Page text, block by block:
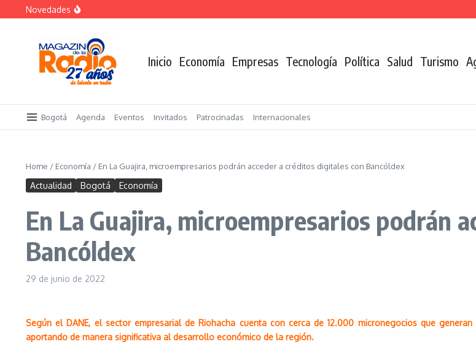
Saltar al contenido
Novedades
Despegar lanza su Outlet de Viajes en Colombia
Inicio Economía Empresas Tecnología Política Salud Turismo
Bogotá Agenda Eventos Invitados Patrocinadas Internacionales
Home / Economía / En La Guajira, microempresarios podrán acceder a créditos digitales con Bancóldex
Actualidad Bogotá Economía
En La Guajira, microempresarios podrán
Bancóldex
29 de junio de 2022
Según el DANE, el sector empresarial de Riohacha cuenta con cerca de 12.000 micronegocios que
aportando de manera significativa al desarrollo económico de la región.